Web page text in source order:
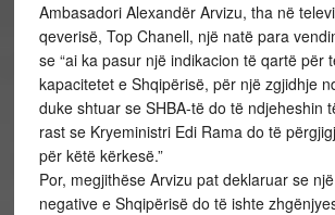
Ambasadori Alexandër Arvizu, tha në
qeverisë, Top Chanell, një natë para
se “ai ka pasur një indikacion të qartë për
kapacitetet e Shqipërisë, për një zgjidhje
duke shtuar se SHBA-të do të ndjeheshin
rast se Kryeministri Edi Rama do të
për këtë kërkesë.”
Por, megjithëse Arvizu pat deklaruar se
negative e Shqipërisë do të ishte